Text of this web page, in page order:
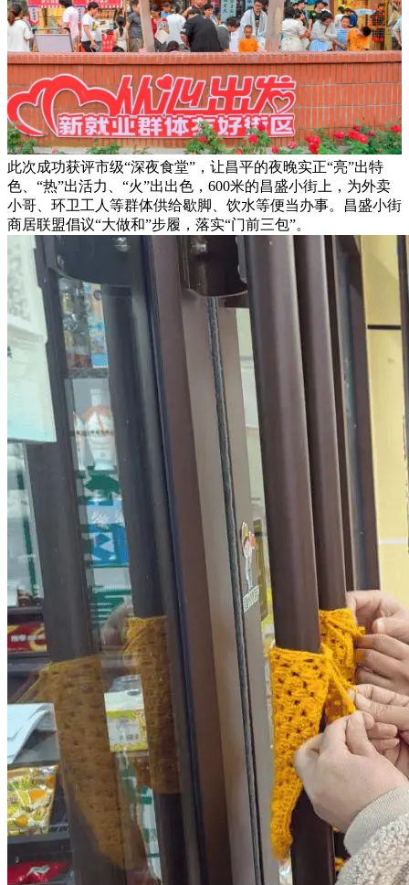
此次成功获评市级“深夜食堂”，让昌平的夜晚实正“亮”出特
色、“热”出活力、“火”出出色，600米的昌盛小街上，为外卖
小哥、环卫工人等群体供给歇脚、饮水等便当办事。昌盛小街
商居联盟倡议“大做和”步履，落实“门前三包”。